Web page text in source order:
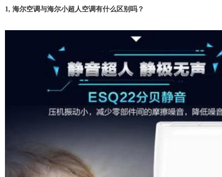
1, 海尔空调与海尔小超人空调有什么区别吗？